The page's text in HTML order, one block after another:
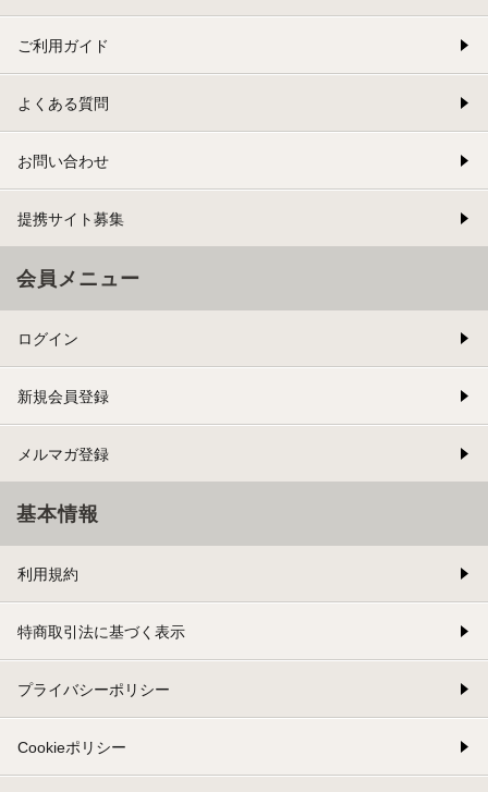
ご利用ガイド
よくある質問
お問い合わせ
提携サイト募集
会員メニュー
ログイン
新規会員登録
メルマガ登録
基本情報
利用規約
特商取引法に基づく表示
プライバシーポリシー
Cookieポリシー